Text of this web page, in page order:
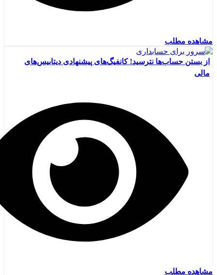
مشاهده مطلب
از بستن حساب‌ها نترسید! کانفیگ‌های پیشنهادی دیتابیس‌های
مالی
مشاهده مطلب